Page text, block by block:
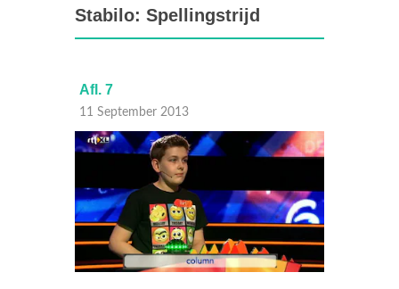
Stabilo: Spellingstrijd
Afl. 7
11 September 2013